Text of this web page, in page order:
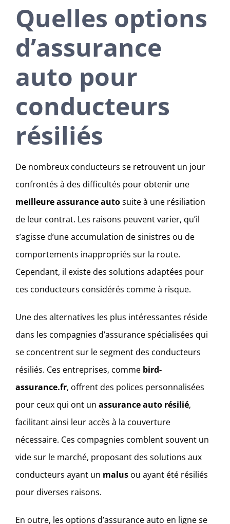
Quelles options
d’assurance
auto pour
conducteurs
résiliés
De nombreux conducteurs se retrouvent un jour
confrontés à des difficultés pour obtenir une
meilleure assurance autosuite à une résiliation
de leur contrat. Les raisons peuvent varier, qu’il
s’agisse d’une accumulation de sinistres ou de
comportements inappropriés sur la route.
Cependant, il existe des solutions adaptées pour
ces conducteurs considérés comme à risque.
Une des alternatives les plus intéressantes réside
dans les compagnies d’assurance spécialisées qui
se concentrent sur le segment des conducteurs
résiliés. Ces entreprises, comme bird-
assurance.fr, offrent des polices personnalisées
pour ceux qui ont un assurance auto résilié,
facilitant ainsi leur accès à la couverture
nécessaire. Ces compagnies comblent souvent un
vide sur le marché, proposant des solutions aux
conducteurs ayant un malus ou ayant été résiliés
pour diverses raisons.
En outre, les options d’assurance auto en ligne se